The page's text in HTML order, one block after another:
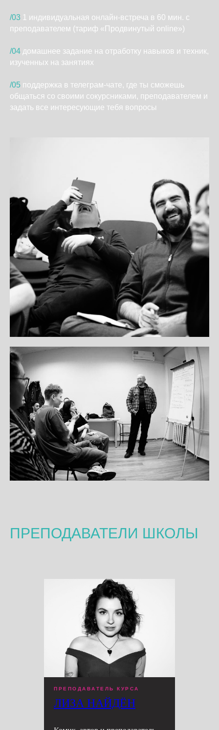
/03 ㅤ1 индивидуальная онлайн-встреча в 60 мин. с
преподавателем (тариф «Продвинутый online»)
/04 домашнее задание на отработку навыков и техник,
изученных на занятиях
/05 ㅤподдержка в телеграм-чате, где ты сможешь
общаться со своими сокурсниками, преподавателем и
задать все интересующие тебя вопросы
ПРЕПОДАВАТЕЛИ ШКОЛЫ
ПРЕПОДАВАТЕЛЬ КУРСА
ЛИЗА НАЙДЁН